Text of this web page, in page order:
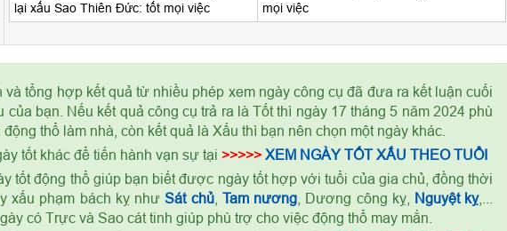
lại xấu Sao Thiên Đức: tốt mọi việc
mọi việc
và tổng hợp kết quả từ nhiều phép xem ngày công cụ đã đưa ra kết luận cuối
của bạn. Nếu kết quả công cụ trả ra là Tốt thì ngày 17 tháng 5 năm 2024 phù
thổ làm nhà, còn kết quả là Xấu thì bạn nên chọn một ngày khác.
tốt khác để tiến hành vạn sự tại >>>>> XEM NGÀY TỐT XẤU THEO TUỔI
tốt động thổ giúp bạn biết được ngày tốt hợp với tuổi của gia chủ, đồng thời
xấu phạm bách kỵ nhưSát chủ, Tam nương , Dương công kỵ, Nguyệt kỵ,...
có Trực và Sao cát tinh giúp phù trợ cho việc động thổ may mắn.